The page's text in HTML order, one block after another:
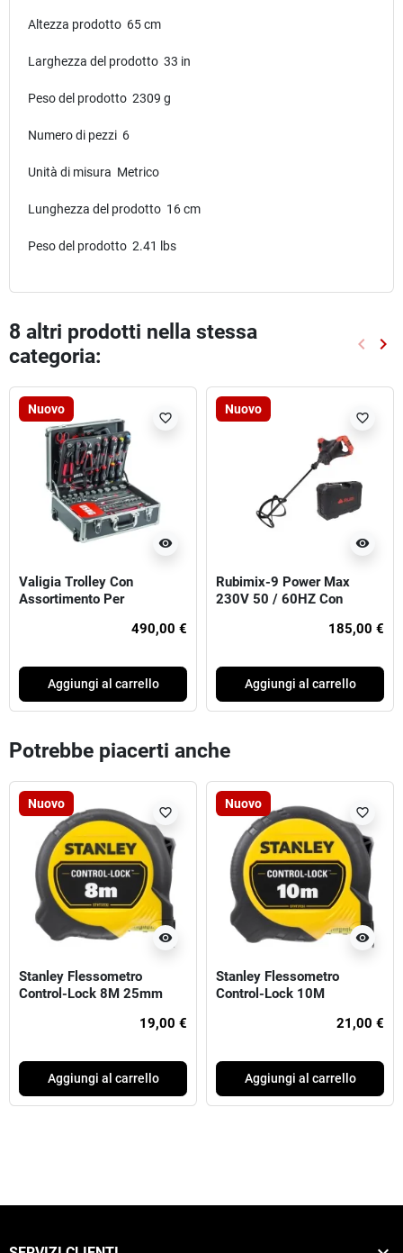
Altezza prodotto 65 cm
Larghezza del prodotto 33 in
Peso del prodotto 2309 g
Numero di pezzi 6
Unità di misura Metrico
Lunghezza del prodotto 16 cm
Peso del prodotto 2.41 lbs
8 altri prodotti nella stessa
categoria:
keyboard_arrow_left keyboard_arrow_right
Nuovo
visibility
favorite_border
Valigia Trolley Con
Assortimento Per
490,00 €
Aggiungi al carrello
Nuovo
visibility
favorite_border
Rubimix-9 Power Max
230V 50 / 60HZ Con
185,00 €
Aggiungi al carrello
Potrebbe piacerti anche
Nuovo
visibility
favorite_border
Stanley Flessometro
Control-Lock 8M 25mm
19,00 €
Aggiungi al carrello
Nuovo
visibility
favorite_border
Stanley Flessometro
Control-Lock 10M
21,00 €
Aggiungi al carrello